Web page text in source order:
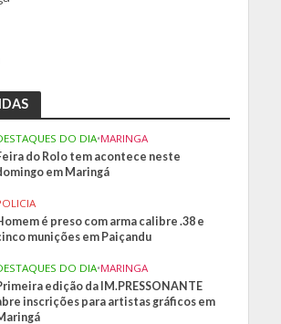
DO DIA•MARINGA
do Rolo tem acontece neste
em Maringá
é preso com arma calibre .38 e
munições em Paiçandu
DO DIA•MARINGA
edição da IM.PRESSONANTE
inscrições para artistas gráficos em